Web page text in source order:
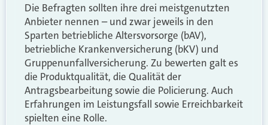
Die Befragten sollten ihre drei meistgenutzten
Anbieter nennen – und zwar jeweils in den
Sparten betriebliche Altersvorsorge (bAV),
betriebliche Krankenversicherung (bKV) und
Gruppenunfallversicherung. Zu bewerten galt es
die Produktqualität, die Qualität der
Antragsbearbeitung sowie die Policierung. Auch
Erfahrungen im Leistungsfall sowie Erreichbarkeit
spielten eine Rolle.